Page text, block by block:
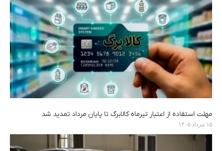
مهلت استفاده از اعتبار تیرماه کالابرگ تا پایان مرداد تمدید شد
۱۵ مرداد ۱۴۰۵